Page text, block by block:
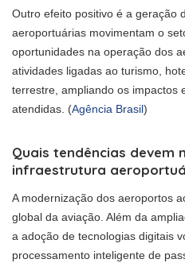
Outro efeito positivo é a geração
aeroportuárias movimentam o
oportunidades na operação dos
atividades ligadas ao turismo,
terrestre, ampliando os impactos
atendidas. (Agência Brasil)
Quais tendências devem
infraestrutura
A modernização dos aeroportos
global da aviação. Além da
a adoção de tecnologias digitais
processamento inteligente de